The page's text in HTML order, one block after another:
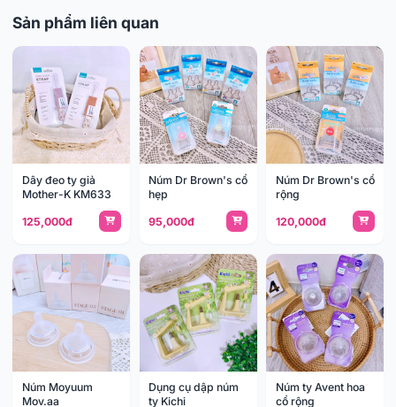
Sản phẩm liên quan
Dây đeo ty giả
Mother-K KM633
125,000đ
Núm Dr Brown's cổ
hẹp
95,000đ
Núm Dr Brown's cổ
rộng
120,000đ
Núm Moyuum
Mov.aa
Dụng cụ dập núm
ty Kichi
Núm ty Avent hoa
cổ rộng